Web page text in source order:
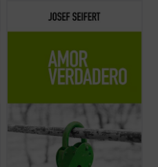
A través de la observación, el autor intenta
precisar el ámbito propio del amor humano.
que cuestionan esa definición....